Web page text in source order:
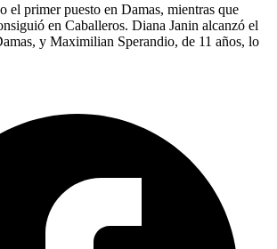
el primer puesto en Damas, mientras que
en Caballeros. Diana Janin alcanzó el
y Maximilian Sperandio, de 11 años, lo